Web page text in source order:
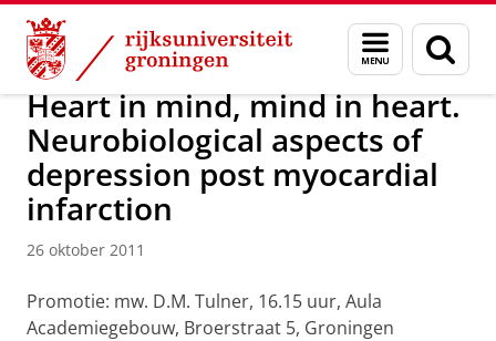
Skip
Content
Skip
Navigation
Menu
en
zoeken
Over ons Actueel Nieuws Nieuwsberichten
Heart in mind, mind in heart.
Neurobiological aspects of
depression post myocardial
infarction
26 oktober 2011
Promotie: mw. D.M. Tulner, 16.15 uur, Aula
Academiegebouw, Broerstraat 5, Groningen